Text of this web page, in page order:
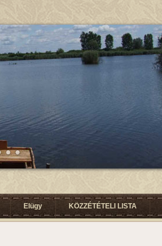
Elügy KÖZZÉTÉTELI LISTA